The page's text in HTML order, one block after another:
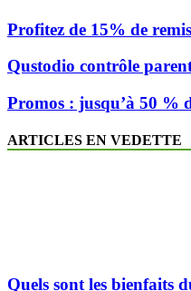
Profitez de 15% de
Qustodio contrôle
Promos : jusqu’à 50 %
ARTICLES EN VEDETTE
Quels sont les bienfaits